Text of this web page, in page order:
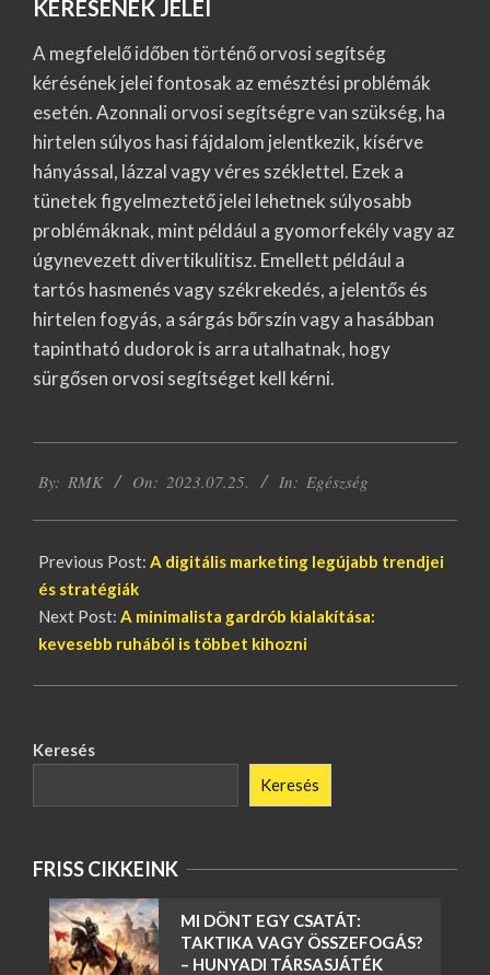
KÉRÉSÉNEK JELEI
A megfelelő időben történő orvosi segítség
kérésének jelei fontosak az emésztési problémák
esetén. Azonnali orvosi segítségre van szükség, ha
hirtelen súlyos hasi fájdalom jelentkezik, kísérve
hányással, lázzal vagy véres széklettel. Ezek a
tünetek figyelmeztető jelei lehetnek súlyosabb
problémáknak, mint például a gyomorfekély vagy az
úgynevezett divertikulitisz. Emellett például a
tartós hasmenés vagy székrekedés, a jelentős és
hirtelen fogyás, a sárgás bőrszín vagy a hasábban
tapintható dudorok is arra utalhatnak, hogy
sürgősen orvosi segítséget kell kérni.
07-
By: RMK On: 2023.07.25. In: Egészség
Previous Post: A digitális marketing legújabb trendjei
és stratégiák
Next Post: A minimalista gardrób kialakítása:
kevesebb ruhából is többet kihozni
Keresés
Keresés
FRISS CIKKEINK
MI DÖNT EGY CSATÁT:
TAKTIKA VAGY ÖSSZEFOGÁS?
– HUNYADI TÁRSASJÁTÉK